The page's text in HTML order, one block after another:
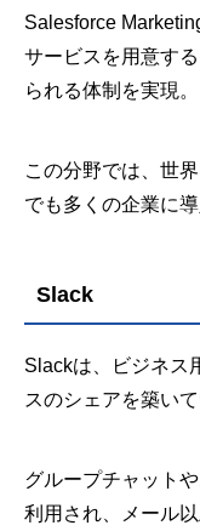
Salesforce
サービスを用意す
られる体制を実現。
この分野では、世
でも多くの企業に
Slack
Slackは、ビジネス
スのシェアを築い
グループチャット
利用され、メール